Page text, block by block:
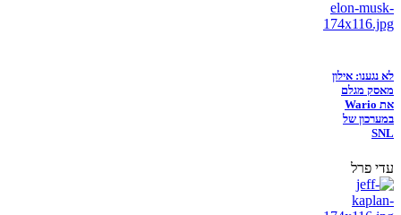
לא נגענו: אילון
מאסק מגלם
את Wario
במערכון של
SNL
עדי פרל